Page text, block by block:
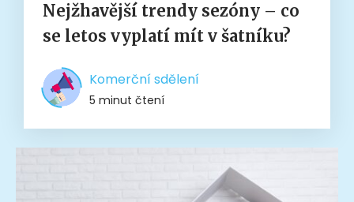
Nejžhavější trendy sezóny – co
se letos vyplatí mít v šatníku?
Komerční sdělení
5 minut čtení